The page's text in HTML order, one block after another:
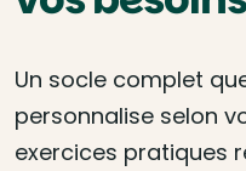
Un socle complet
personnalise selon
exercices pratiques